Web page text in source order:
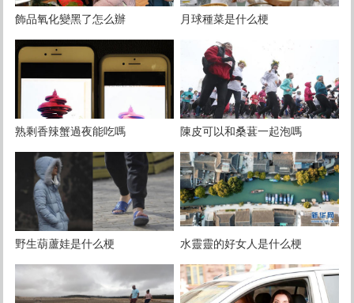
飾品氧化變黑了怎么辦 月球種菜是什么梗
熟剩香辣蟹過夜能吃嗎 陳皮可以和桑葚一起泡嗎
野生葫蘆娃是什么梗 水靈靈的好女人是什么梗